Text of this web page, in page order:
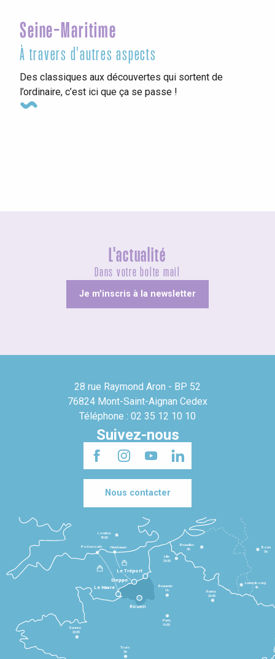
Seine-Maritime
À travers d'autres aspects
Des classiques aux découvertes qui sortent de
l’ordinaire, c’est ici que ça se passe !
L'actualité
Dans votre boîte mail
Je m'inscris à la newsletter
28 rue Raymond Aron - BP 52
76824 Mont-Saint-Aignan Cedex
Téléphone : 02 35 12 10 10
Suivez-nous
Nous contacter
Le Havre
Dieppe
Le Tréport
Rennes
2h30
Tours
3h
Paris
1h30
Beauvais
1h
Reims
2h45
Lille
2h30
Bruxelles
3h
Londres
3h30
Newhaven
Portsmouth
Bonn
5h
Luxembourg
4h
Rouen